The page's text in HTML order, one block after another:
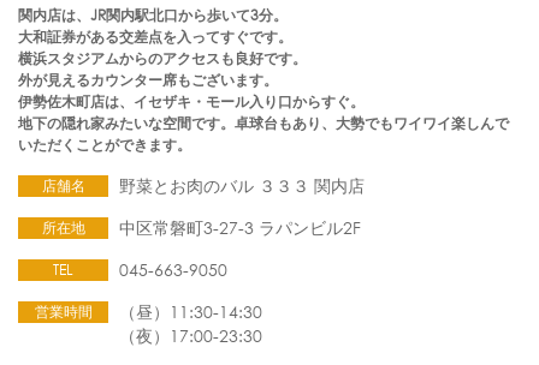
関内店は、JR関内駅北口から歩いて3分。
大和証券がある交差点を入ってすぐです。
横浜スタジアムからのアクセスも良好です。
外が見えるカウンター席もございます。
伊勢佐木町店は、イセザキ・モール入り口からすぐ。
地下の隠れ家みたいな空間です。卓球台もあり、大勢でもワイワイ楽しんで
いただくことができます。
店舗名
野菜とお肉のバル ３３３ 関内店
所在地 中区常磐町3-27-3 ラパンビル2F
TEL 045-663-9050
営業時間
（昼）11:30-14:30
（夜）17:00-23:30